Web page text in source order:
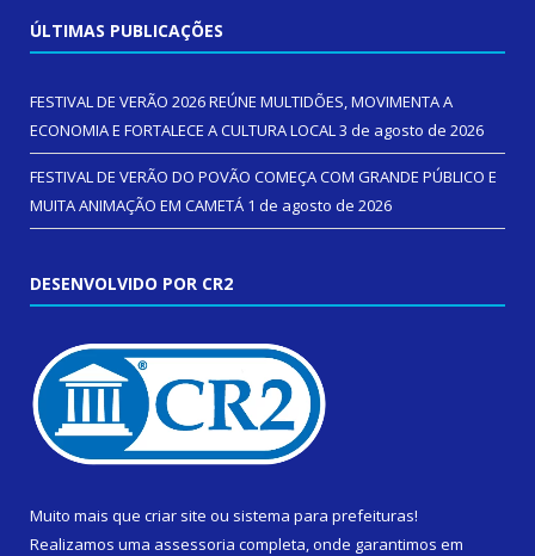
ÚLTIMAS PUBLICAÇÕES
FESTIVAL DE VERÃO 2026 REÚNE MULTIDÕES, MOVIMENTA A
ECONOMIA E FORTALECE A CULTURA LOCAL3 de agosto de 2026
FESTIVAL DE VERÃO DO POVÃO COMEÇA COM GRANDE PÚBLICO E
MUITA ANIMAÇÃO EM CAMETÁ 1 de agosto de 2026
DESENVOLVIDO POR CR2
Muito mais que criar site ou sistema para prefeituras!
Realizamos uma assessoria completa, onde garantimos em